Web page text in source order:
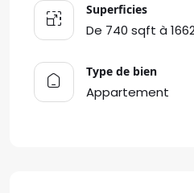
Superficies
De 740 sqft à
Type de bien
Appartement